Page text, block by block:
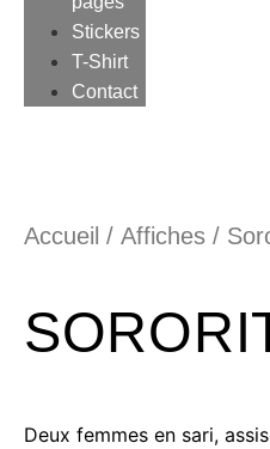
Stickers
T-Shirt
Contact
Accueil / Affiches /
Deux femmes en sari,